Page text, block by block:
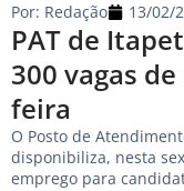
PAT de
300 vagas
feira
Por: Redação 13/02/
O Posto de
disponibiliza, nesta
emprego para